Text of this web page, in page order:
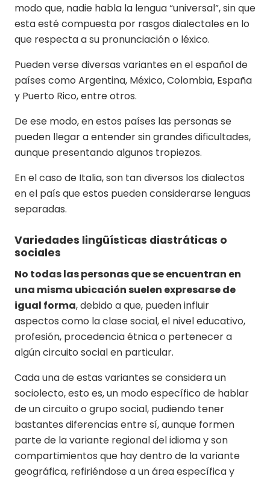
modo que, nadie habla la lengua “universal”, sin que
esta esté compuesta por rasgos dialectales en lo
que respecta a su pronunciación o léxico.
Pueden verse diversas variantes en el español de
países como Argentina, México, Colombia, España
y Puerto Rico, entre otros.
De ese modo, en estos países las personas se
pueden llegar a entender sin grandes dificultades,
aunque presentando algunos tropiezos.
En el caso de Italia, son tan diversos los dialectos
en el país que estos pueden considerarse lenguas
separadas.
Variedades lingüísticas diastráticas o
sociales
No todas las personas que se encuentran en
una misma ubicación suelen expresarse de
igual forma, debido a que, pueden influir
aspectos como la clase social, el nivel educativo,
profesión, procedencia étnica o pertenecer a
algún circuito social en particular.
Cada una de estas variantes se considera un
sociolecto, esto es, un modo específico de hablar
de un circuito o grupo social, pudiendo tener
bastantes diferencias entre sí, aunque formen
parte de la variante regional del idioma y son
compartimientos que hay dentro de la variante
geográfica, refiriéndose a un área específica y